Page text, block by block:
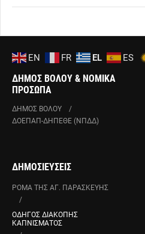
EN FR EL ES
ΔΗΜΟΣ ΒΟΛΟΥ & ΝΟΜΙΚΑ
ΠΡΟΣΩΠΑ
ΔΗΜΟΣ ΒΟΛΟΥ
ΔΟΕΠΑΠ-ΔΗΠΕΘΕ (ΝΠΔΔ)
ΔΗΜΟΣΙΕΥΣΕΙΣ
ΡΟΜΑ ΤΗΣ ΑΓ. ΠΑΡΑΣΚΕΥΗΣ
ΟΔΗΓΟΣ ΔΙΑΚΟΠΗΣ
ΚΑΠΝΙΣΜΑΤΟΣ